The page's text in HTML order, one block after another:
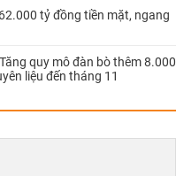
tỷ đồng tiền mặt, ngang
quy mô đàn bò thêm 8.000
liệu đến tháng 11